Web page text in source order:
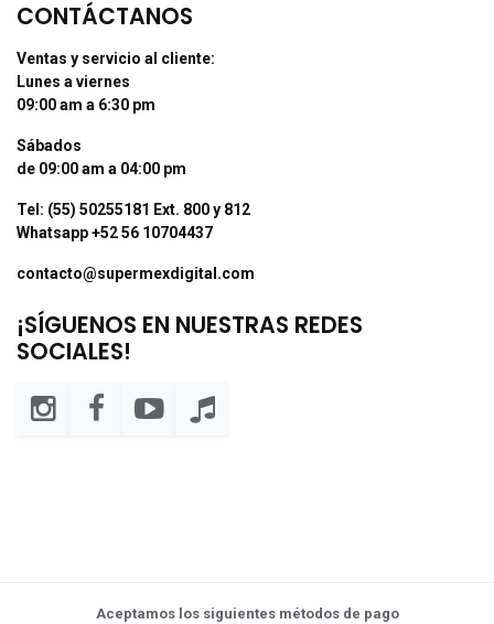
CONTÁCTANOS
Ventas y servicio al cliente:
Lunes a viernes
09:00 am a 6:30 pm
Sábados
de 09:00 am a 04:00 pm
Tel: (55) 50255181 Ext. 800 y 812
Whatsapp +52 56 10704437
contacto@supermexdigital.com
¡SÍGUENOS EN NUESTRAS REDES
SOCIALES!
Aceptamos los siguientes métodos de pago